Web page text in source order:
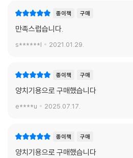
종이책 구매
만족스럽습니다.
s******l 2021.01.29.
종이책 구매
양치기용으로 구매했습니다
e****u 2025.07.17.
종이책 구매
양치기용으로 구매했습니다